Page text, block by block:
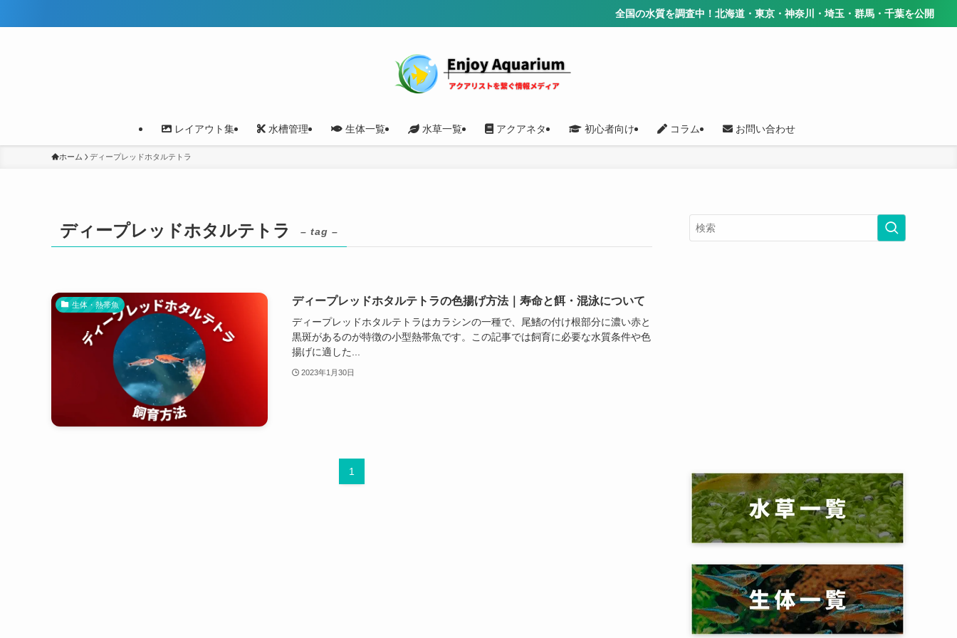
全国の水質を調査中！北海道・東京・神奈川・埼玉・群馬・千葉を公開
レイアウト集 水槽管理 生体一覧 水草一覧 アクアネタ 初心者向け コラム お問い合わせ
ホーム ディープレッドホタルテトラ
ディープレッドホタルテトラ – tag –
生体・熱帯魚 ディープレッドホタルテトラの色揚げ方法｜寿命と餌・混泳について
ディープレッドホタルテトラはカラシンの一種で、尾鰭の付け根部分に濃い赤と
黒斑があるのが特徴の小型熱帯魚です。この記事では飼育に必要な水質条件や色
揚げに適した...
2023年1月30日
1